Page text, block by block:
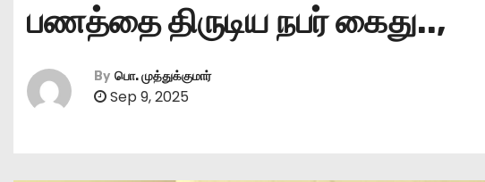
பணத்தை திருடிய நபர் கைது..,
By பொ. முத்துக்குமார்
Sep 9, 2025